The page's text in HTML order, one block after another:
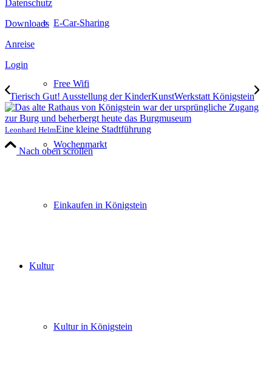
E-Car-Sharing
Free Wifi
Wochenmarkt
Einkaufen in Königstein
Kultur
Kultur in Königstein
Datenschutz
Downloads
Anreise
Login
Tierisch Gut! Ausstellung der KinderKunstWerkstatt Königstein
Leonhard HelmEine kleine Stadtführung
Nach oben scrollen